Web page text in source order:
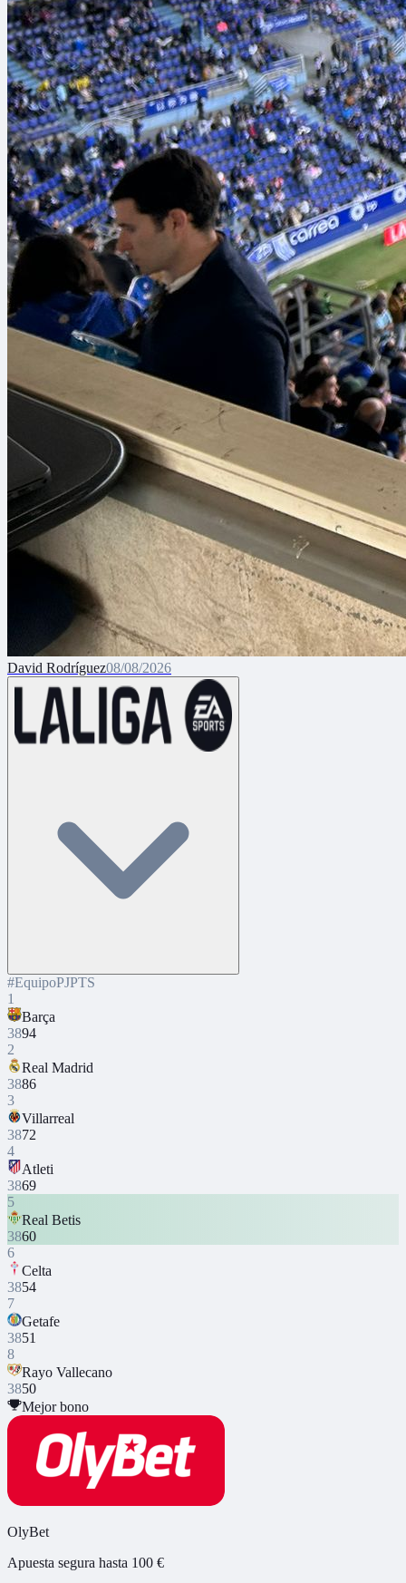
David Rodríguez08/08/2026
#EquipoPJPTS
1
Barça
3894
2
Real Madrid
3886
3
Villarreal
3872
4
Atleti
3869
5
Real Betis
3860
6
Celta
3854
7
Getafe
3851
8
Rayo Vallecano
3850
Mejor bono
OlyBet
Apuesta segura hasta 100 €